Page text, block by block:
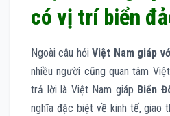
có vị trí biển
Ngoài câu hỏiViệt Nam giáp
nhiều người cũng quan tâm
trả lời là Việt Nam giáp Biển
nghĩa đặc biệt về kinh tế, giao